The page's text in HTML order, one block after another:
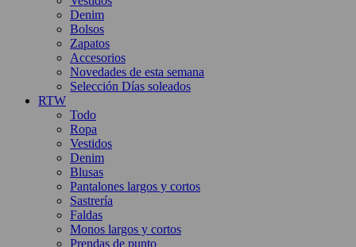
Denim
Bolsos
Zapatos
Accesorios
Novedades de esta semana
Selección Días soleados
RTW
Todo
Ropa
Vestidos
Denim
Blusas
Pantalones largos y cortos
Sastrería
Faldas
Monos largos y cortos
Prendas de punto